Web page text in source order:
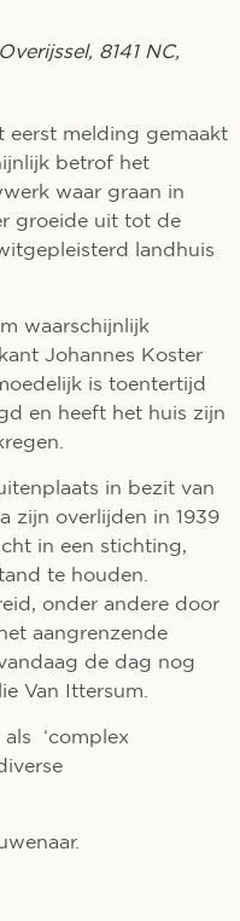
Overijssel, 8141 NC,
eerst melding gemaakt
betrof het
waar graan in
groeide uit tot de
landhuis
waarschijnlijk
Johannes Koster
is toentertijd
en heeft het huis zijn
in bezit van
zijn overlijden in 1939
in een stichting,
te houden.
onder andere door
aangrenzende
de dag nog
Van Ittersum.
als ‘complex